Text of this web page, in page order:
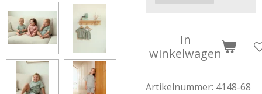
In
winkelwagen
Artikelnummer: 4148-68